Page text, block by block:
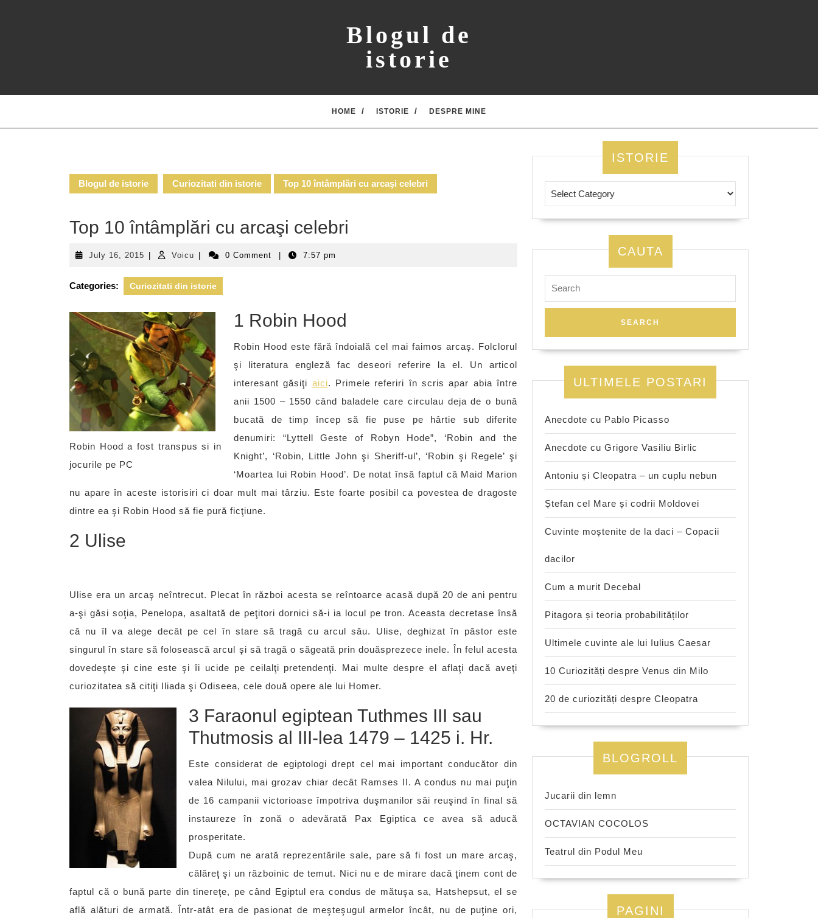
Blogul de
istorie
HOME ISTORIE DESPRE MINE
Blogul de istorie Curiozitati din istorie Top 10 întâmplări cu arcaşi celebri
Top 10 întâmplări cu arcaşi celebri
July 16, 2015 July
2015
Voicu Voicu 0 Comment 7:57 pm
Categories: Curiozitati din istorie
Robin Hood a fost transpus si in
jocurile pe PC
1 Robin Hood
Robin Hood este fără îndoială cel mai faimos arcaş. Folclorul
şi literatura engleză fac deseori referire la el. Un articol
interesant găsiţi aici. Primele referiri în scris apar abia între
anii 1500 – 1550 când baladele care circulau deja de o bună
bucată de timp încep să fie puse pe hârtie sub diferite
denumiri: “Lyttell Geste of Robyn Hode”, ‘Robin and the
Knight’, ‘Robin, Little John şi Sheriff-ul’, ‘Robin şi Regele’ şi
‘Moartea lui Robin Hood’. De notat însă faptul că Maid Marion
nu apare în aceste istorisiri ci doar mult mai târziu. Este foarte posibil ca povestea de dragoste
dintre ea şi Robin Hood să fie pură ficţiune.
2 Ulise
Ulise era un arcaş neîntrecut. Plecat în război acesta se reîntoarce acasă după 20 de ani pentru
a-şi găsi soţia, Penelopa, asaltată de peţitori dornici să-i ia locul pe tron. Aceasta decretase însă
că nu îl va alege decât pe cel în stare să tragă cu arcul său. Ulise, deghizat în păstor este
singurul în stare să folosească arcul şi să tragă o săgeată prin douăsprezece inele. În felul acesta
dovedeşte şi cine este şi îi ucide pe ceilalţi pretendenţi. Mai multe despre el aflaţi dacă aveţi
curiozitatea să citiţi Iliada şi Odiseea, cele două opere ale lui Homer.
3 Faraonul egiptean Tuthmes III sau
Thutmosis al III-lea 1479 – 1425 i. Hr.
Este considerat de egiptologi drept cel mai important conducător din
valea Nilului, mai grozav chiar decât Ramses II. A condus nu mai puţin
de 16 campanii victorioase împotriva duşmanilor săi reuşind în final să
instaureze în zonă o adevărată Pax Egiptica ce avea să aducă
prosperitate.
După cum ne arată reprezentările sale, pare să fi fost un mare arcaş,
călăreţ şi un războinic de temut. Nici nu e de mirare dacă ţinem cont de
faptul că o bună parte din tinereţe, pe când Egiptul era condus de mătuşa sa, Hatshepsut, el se
află alături de armată. Într-atât era de pasionat de meşteşugul armelor încât, nu de puţine ori,
ISTORIE
CAUTA
for:
ULTIMELE POSTARI
Anecdote cu Pablo Picasso
Anecdote cu Grigore Vasiliu Birlic
Antoniu și Cleopatra – un cuplu nebun
Ștefan cel Mare și codrii Moldovei
Cuvinte moștenite de la daci – Copacii
dacilor
Cum a murit Decebal
Pitagora și teoria probabilităților
Ultimele cuvinte ale lui Iulius Caesar
10 Curiozități despre Venus din Milo
20 de curiozități despre Cleopatra
BLOGROLL
Jucarii din lemn
OCTAVIAN COCOLOS
Teatrul din Podul Meu
PAGINI